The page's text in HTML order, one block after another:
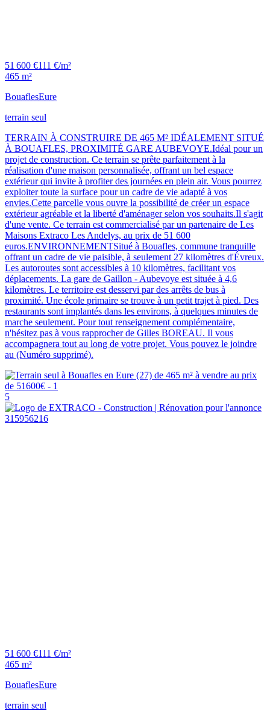
51 600 €111 €/m²
465 m²
BouaflesEure
terrain seul
TERRAIN À CONSTRUIRE DE 465 M² IDÉALEMENT SITUÉ
À BOUAFLES, PROXIMITÉ GARE AUBEVOYE.Idéal pour un
projet de construction. Ce terrain se prête parfaitement à la
réalisation d'une maison personnalisée, offrant un bel espace
extérieur qui invite à profiter des journées en plein air. Vous pourrez
exploiter toute la surface pour un cadre de vie adapté à vos
envies.Cette parcelle vous ouvre la possibilité de créer un espace
extérieur agréable et la liberté d'aménager selon vos souhaits.Il s'agit
d'une vente. Ce terrain est commercialisé par un partenaire de Les
Maisons Extraco Les Andelys, au prix de 51 600
euros.ENVIRONNEMENTSitué à Bouafles, commune tranquille
offrant un cadre de vie paisible, à seulement 27 kilomètres d'Évreux.
Les autoroutes sont accessibles à 10 kilomètres, facilitant vos
déplacements. La gare de Gaillon - Aubevoye est située à 4,6
kilomètres. Le territoire est desservi par des arrêts de bus à
proximité. Une école primaire se trouve à un petit trajet à pied. Des
restaurants sont implantés dans les environs, à quelques minutes de
marche seulement. Pour tout renseignement complémentaire,
n'hésitez pas à vous rapprocher de Gilles BOREAU. Il vous
accompagnera tout au long de votre projet. Vous pouvez le joindre
au (Numéro supprimé).
5
51 600 €111 €/m²
465 m²
BouaflesEure
terrain seul